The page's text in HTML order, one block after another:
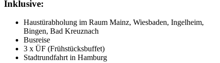
Inklusive:
Haustürabholung im Raum Mainz, Wiesbaden, Ingelheim,
Bingen, Bad Kreuznach
Busreise
3 x ÜF (Frühstücksbuffet)
Stadtrundfahrt in Hamburg